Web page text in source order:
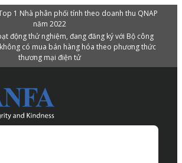
1 Nhà phân phối tính theo doanh thu QNAP
năm 2022
động thử nghiệm, đang đăng ký với Bộ công
có mua bán hàng hóa theo phương thức
thương mại điện tử